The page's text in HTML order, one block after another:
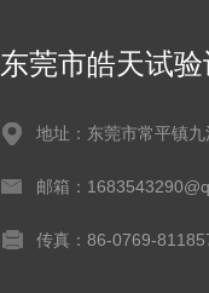
东莞市皓天试
地址：东莞市常平镇
邮箱：
传真：86-0769-